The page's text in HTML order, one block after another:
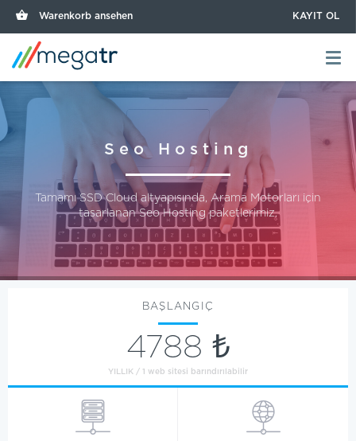
Warenkorb ansehen KAYIT OL
Seo Hosting
Tamamı SSD Cloud altyapısında, Arama Motorları için
tasarlanan Seo Hosting paketlerimiz.
BAŞLANGIÇ
4788 ₺
YILLIK / 1 web sitesi barındırılabilir